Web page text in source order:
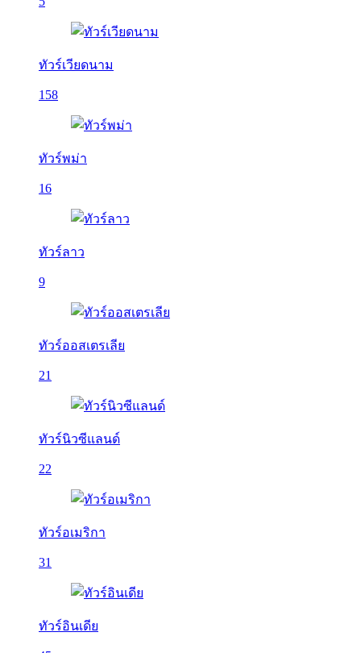
ทัวร์เวียดนาม
158
ทัวร์พม่า
16
ทัวร์ลาว
9
ทัวร์ออสเตรเลีย
21
ทัวร์นิวซีแลนด์
22
ทัวร์อเมริกา
31
ทัวร์อินเดีย